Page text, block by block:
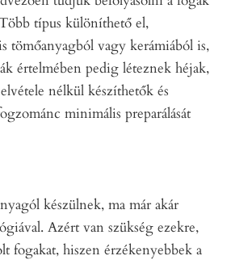
típus különíthető el,
tömőanyagból vagy kerámiából is,
értelmében pedig léteznek héjak,
nélkül készíthetők és
minimális preparálását
készülnek, ma már akár
Azért van szükség ezekre,
fogakat, hiszen érzékenyebbek a